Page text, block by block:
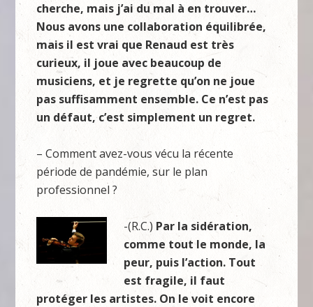
cherche, mais j’ai du mal à en trouver…
Nous avons une collaboration équilibrée,
mais il est vrai que Renaud est très
curieux, il joue avec beaucoup de
musiciens, et je regrette qu’on ne joue
pas suffisamment ensemble. Ce n’est pas
un défaut, c’est simplement un regret.
– Comment avez-vous vécu la récente
période de pandémie, sur le plan
professionnel ?
-(R.C.) Par la sidération,
comme tout le monde, la
peur, puis l’action. Tout
est fragile, il faut
protéger les artistes. On le voit encore